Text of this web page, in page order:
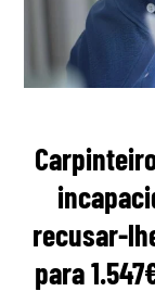
recusar-
para